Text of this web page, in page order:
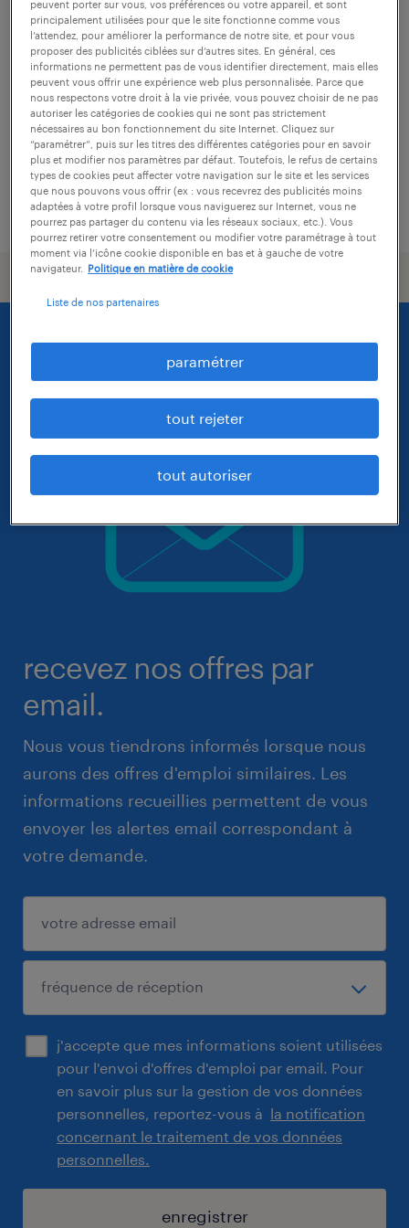
conseiller téléphonique (f/h)
annecy, haute-savoie
intérim
24 000 € par année
publié le 8 août 2025
recevez nos offres par
email.
Nous vous tiendrons informés lorsque nous
aurons des offres d'emploi similaires. Les
informations recueillies permettent de vous
envoyer les alertes email correspondant à
votre demande.
j'accepte que mes informations soient utilisées
pour l'envoi d'offres d'emploi par email. Pour
en savoir plus sur la gestion de vos données
personnelles, reportez-vous à la notification
concernant le traitement de vos données
personnelles.
enregistrer
peuvent porter sur vous, vos préférences ou votre appareil, et sont
principalement utilisées pour que le site fonctionne comme vous
l’attendez, pour améliorer la performance de notre site, et pour vous
proposer des publicités ciblées sur d’autres sites. En général, ces
informations ne permettent pas de vous identifier directement, mais elles
peuvent vous offrir une expérience web plus personnalisée. Parce que
nous respectons votre droit à la vie privée, vous pouvez choisir de ne pas
autoriser les catégories de cookies qui ne sont pas strictement
nécessaires au bon fonctionnement du site Internet. Cliquez sur
“paramétrer”, puis sur les titres des différentes catégories pour en savoir
plus et modifier nos paramètres par défaut. Toutefois, le refus de certains
types de cookies peut affecter votre navigation sur le site et les services
que nous pouvons vous offrir (ex : vous recevrez des publicités moins
adaptées à votre profil lorsque vous naviguerez sur Internet, vous ne
pourrez pas partager du contenu via les réseaux sociaux, etc.). Vous
pourrez retirer votre consentement ou modifier votre paramétrage à tout
moment via l’icône cookie disponible en bas et à gauche de votre
navigateur.
Politique en matière de cookie
Liste de nos partenaires
paramétrer
tout rejeter
tout autoriser